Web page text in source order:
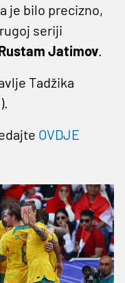
je bilo precizno,
seriji
Jatimov.
Tadžika
OVDJE